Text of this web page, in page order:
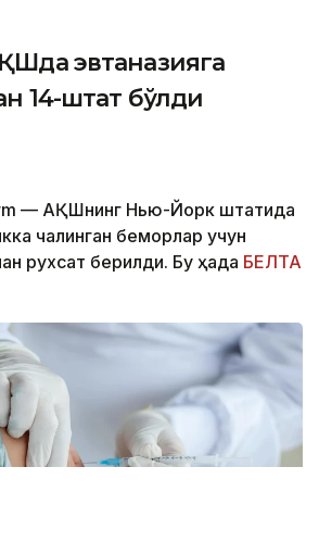
эвтаназияга
14-штат бўлди
— АҚШнинг Нью-Йорк штатида
чалинган беморлар учун
рухсат берилди. Бу ҳақда БЕЛТА